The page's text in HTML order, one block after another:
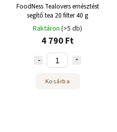
FoodNess Tealovers emésztést
segítő tea 20 filter 40 g
Raktáron (>5 db)
4 790 Ft
Kosárba